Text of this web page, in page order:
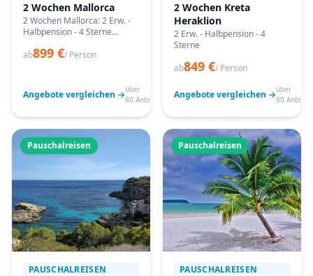
2 Wochen Mallorca
2 Wochen Mallorca: 2 Erw. -
Halbpension - 4 Sterne
passende Termine prüfen
ab899 €/ Person
Angebote vergleichen →über
80 Anbieter
2 Wochen Kreta
Heraklion
2 Erw. - Halbpension - 4
Sterne
ab849 €/ Person
Angebote vergleichen →über
80
Pauschalreisen
PAUSCHALREISEN
Pauschalreisen
PAUSCHALREISEN